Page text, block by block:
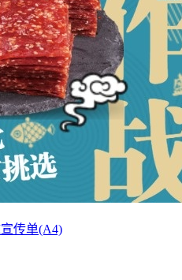
传单(A4)